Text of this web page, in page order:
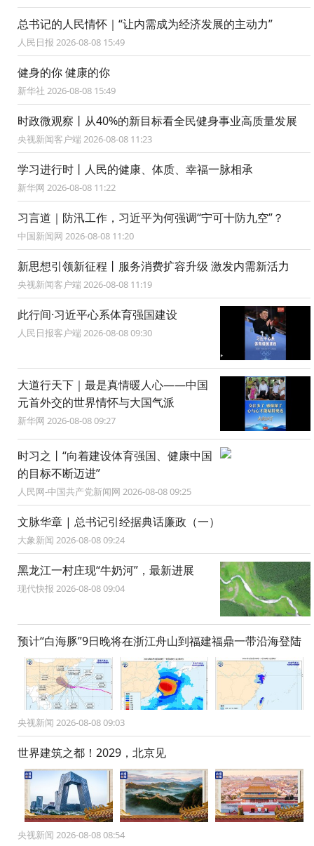
总书记的人民情怀｜“让内需成为经济发展的主动力”
人民日报 2026-08-08 15:49
健身的你 健康的你
新华社 2026-08-08 15:49
时政微观察丨从40%的新目标看全民健身事业高质量发展
央视新闻客户端 2026-08-08 11:23
学习进行时丨人民的健康、体质、幸福一脉相承
新华网 2026-08-08 11:22
习言道｜防汛工作，习近平为何强调“宁可十防九空”？
中国新闻网 2026-08-08 11:20
新思想引领新征程丨服务消费扩容升级 激发内需新活力
央视新闻客户端 2026-08-08 11:19
此行间·习近平心系体育强国建设
人民日报客户端 2026-08-08 09:30
大道行天下｜最是真情暖人心——中国
元首外交的世界情怀与大国气派
新华网 2026-08-08 09:27
时习之丨“向着建设体育强国、健康中国
的目标不断迈进”
人民网-中国共产党新闻网 2026-08-08 09:25
文脉华章 | 总书记引经据典话廉政（一）
大象新闻 2026-08-08 09:24
黑龙江一村庄现“牛奶河”，最新进展
现代快报 2026-08-08 09:04
预计“白海豚”9日晚将在浙江舟山到福建福鼎一带沿海登陆
央视新闻 2026-08-08 09:03
世界建筑之都！2029，北京见
央视新闻 2026-08-08 08:54